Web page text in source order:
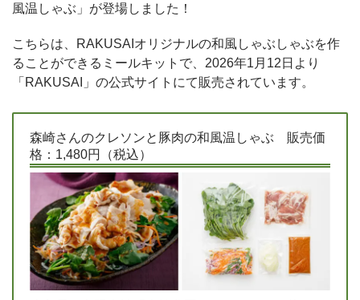
風温しゃぶ」が登場しました！
こちらは、RAKUSAIオリジナルの和風しゃぶしゃぶを作
ることができるミールキットで、2026年1月12日より
「RAKUSAI」の公式サイトにて販売されています。
森崎さんのクレソンと豚肉の和風温しゃぶ 販売価
格：1,480円（税込）